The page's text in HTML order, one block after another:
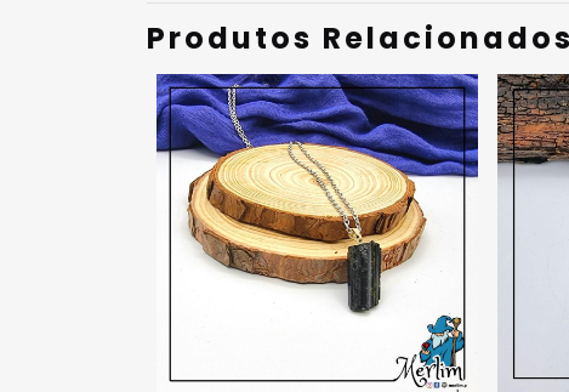
Produtos Relacionados